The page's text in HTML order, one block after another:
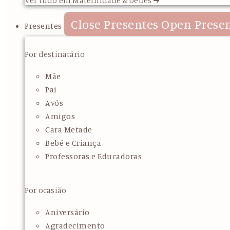
Presentes Close Presentes Open
Por destinatário
Mãe
Pai
Avós
Amigos
Cara Metade
Bebé e Criança
Professoras e Educadoras
Por ocasião
Aniversário
Agradecimento